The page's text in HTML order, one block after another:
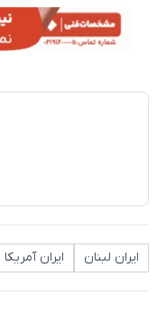
ایران لبنان ایران آمریکا